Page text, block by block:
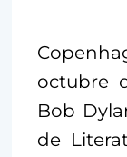
octubre
Bob
de